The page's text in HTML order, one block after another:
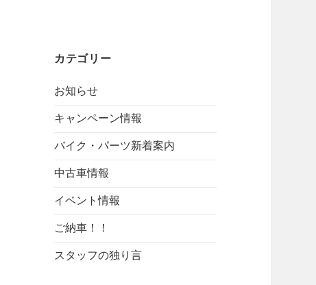
カテゴリー
お知らせ
キャンペーン情報
バイク・パーツ新着案内
中古車情報
イベント情報
ご納車！！
スタッフの独り言